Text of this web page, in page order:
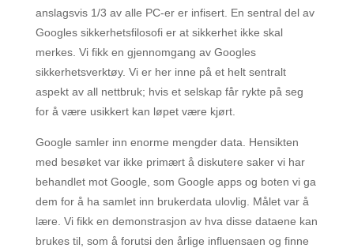
anslagsvis 1/3 av alle PC-er er infisert. En sentral del av
Googles sikkerhetsfilosofi er at sikkerhet ikke skal
merkes. Vi fikk en gjennomgang av Googles
sikkerhetsverktøy. Vi er her inne på et helt sentralt
aspekt av all nettbruk; hvis et selskap får rykte på seg
for å være usikkert kan løpet være kjørt.
Google samler inn enorme mengder data. Hensikten
med besøket var ikke primært å diskutere saker vi har
behandlet mot Google, som Google apps og boten vi ga
dem for å ha samlet inn brukerdata ulovlig. Målet var å
lære. Vi fikk en demonstrasjon av hva disse dataene kan
brukes til, som å forutsi den årlige influensaen og finne